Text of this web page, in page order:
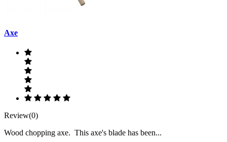
Axe
Review(0)
Wood chopping axe. This axe's blade has been...